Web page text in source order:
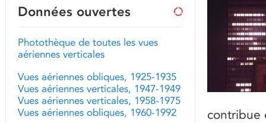
contribue
Données ouvertes
Photothèque de toutes les vues
aériennes verticales
Vues aériennes obliques, 1925-1935
Vues aériennes verticales, 1947-1949
Vues aériennes verticales, 1958-1975
Vues aériennes obliques, 1960-1992